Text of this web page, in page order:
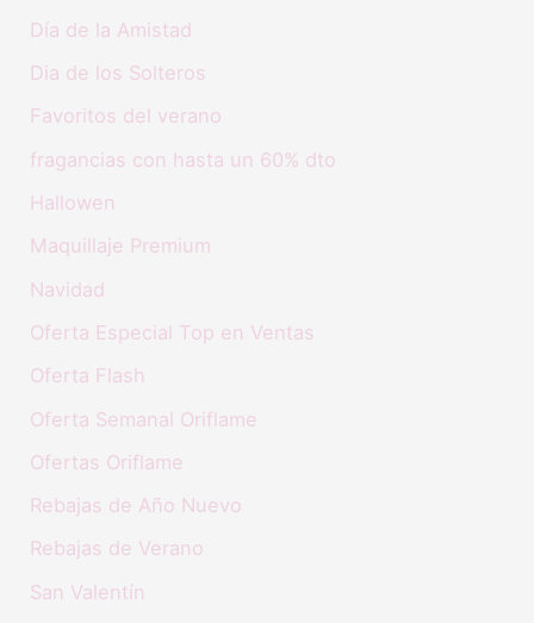
Día de la Amistad
Dia de los Solteros
Favoritos del verano
fragancias con hasta un 60% dto
Hallowen
Maquillaje Premium
Navidad
Oferta Especial Top en Ventas
Oferta Flash
Oferta Semanal Oriflame
Ofertas Oriflame
Rebajas de Año Nuevo
Rebajas de Verano
San Valentín